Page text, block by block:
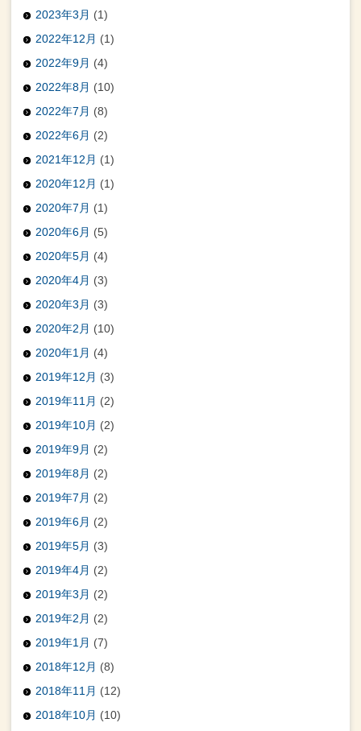
2023年3月 (1)
2022年12月 (1)
2022年9月 (4)
2022年8月 (10)
2022年7月 (8)
2022年6月 (2)
2021年12月 (1)
2020年12月 (1)
2020年7月 (1)
2020年6月 (5)
2020年5月 (4)
2020年4月 (3)
2020年3月 (3)
2020年2月 (10)
2020年1月 (4)
2019年12月 (3)
2019年11月 (2)
2019年10月 (2)
2019年9月 (2)
2019年8月 (2)
2019年7月 (2)
2019年6月 (2)
2019年5月 (3)
2019年4月 (2)
2019年3月 (2)
2019年2月 (2)
2019年1月 (7)
2018年12月 (8)
2018年11月 (12)
2018年10月 (10)